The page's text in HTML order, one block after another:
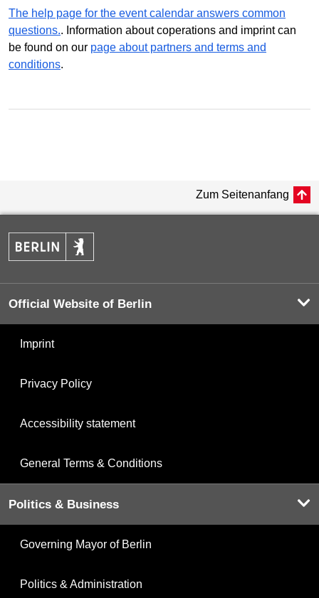
The help page for the event calendar answers common
questions.. Information about coperations and imprint can
be found on our page about partners and terms and
conditions.
Zum Seitenanfang
Official Website of Berlin
Imprint
Privacy Policy
Accessibility statement
General Terms & Conditions
Politics & Business
Governing Mayor of Berlin
Politics & Administration